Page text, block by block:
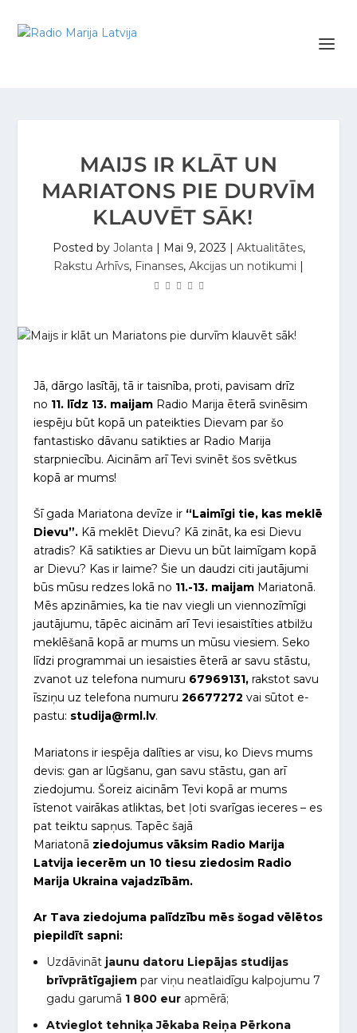
MAIJS IR KLĀT UN
MARIATONS PIE DURVĪM
KLAUVĒT SĀK!
Posted by Jolanta | Mai 9, 2023 | Aktualitātes,
Rakstu Arhīvs, Finanses, Akcijas un notikumi |
Jā, dārgo lasītāj, tā ir taisnība, proti, pavisam drīz
no 11. līdz 13. maijam Radio Marija ēterā svinēsim
iespēju būt kopā un pateikties Dievam par šo
fantastisko dāvanu satikties ar Radio Marija
starpniecību. Aicinām arī Tevi svinēt šos svētkus
kopā ar mums!
Šī gada Mariatona devīze ir “Laimīgi tie, kas meklē
Dievu”. Kā meklēt Dievu? Kā zināt, ka esi Dievu
atradis? Kā satikties ar Dievu un būt laimīgam kopā
ar Dievu? Kas ir laime? Šie un daudzi citi jautājumi
būs mūsu redzes lokā no 11.-13. maijam Mariatonā.
Mēs apzināmies, ka tie nav viegli un viennozīmīgi
jautājumu, tāpēc aicinām arī Tevi iesaistīties atbilžu
meklēšanā kopā ar mums un mūsu viesiem. Seko
līdzi programmai un iesaisties ēterā ar savu stāstu,
zvanot uz telefona numuru 67969131, rakstot savu
īsziņu uz telefona numuru26677272vai sūtot e-
pastu: studija@rml.lv.
Mariatons ir iespēja dalīties ar visu, ko Dievs mums
devis: gan ar lūgšanu, gan savu stāstu, gan arī
ziedojumu. Šoreiz aicinām Tevi kopā ar mums
īstenot vairākas atliktas, bet ļoti svarīgas ieceres – es
pat teiktu sapņus. Tapēc šajā
Mariatonā ziedojumus vāksim Radio Marija
Latvija iecerēm un 10 tiesu ziedosim Radio
Marija Ukraina vajadzībām.
Ar Tava ziedojuma palīdzību mēs šogad vēlētos
piepildīt sapni:
Uzdāvināt jaunu datoru Liepājas studijas
brīvprātīgajiempar viņu neatlaidīgu kalpojumu 7
gadu garumā 1 800 eur apmērā;
Atvieglot tehniķa Jēkaba Reiņa Pērkona